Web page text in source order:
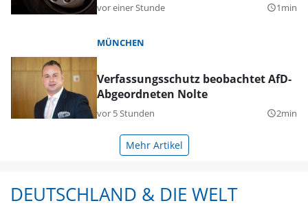
vor einer Stunde query_builder1min
MÜNCHEN
Verfassungsschutz beobachtet AfD-
Abgeordneten Nolte
vor 5 Stunden query_builder2min
Mehr Artikel
DEUTSCHLAND & DIE WELT